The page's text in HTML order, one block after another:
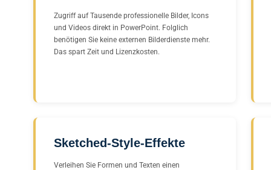
Zugriff auf Tausende professionelle Bilder, Icons
und Videos direkt in PowerPoint. Folglich
benötigen Sie keine externen Bilderdienste mehr.
Das spart Zeit und Lizenzkosten.
Sketched-Style-Effekte
Verleihen Sie Formen und Texten einen